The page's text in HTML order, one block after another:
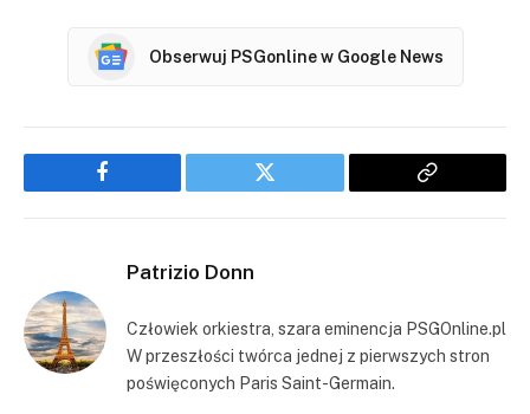
Obserwuj PSGonline w Google News
Facebook Twitter
Copy
Patrizio Donn
Człowiek orkiestra, szara eminencja PSGOnline.pl
W przeszłości twórca jednej z pierwszych stron
poświęconych Paris Saint-Germain.